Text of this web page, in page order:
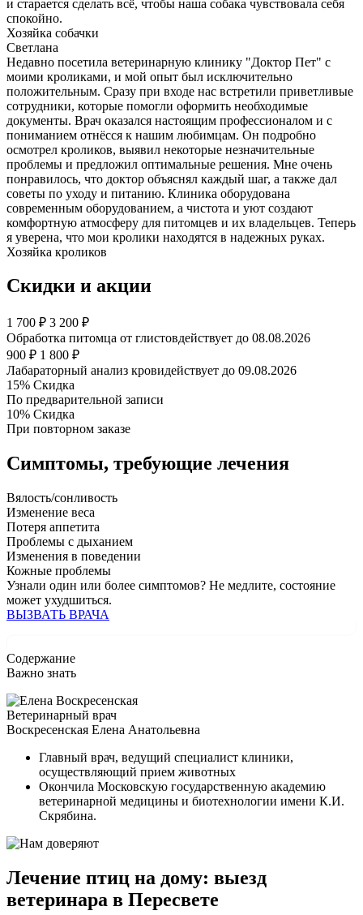
и старается сделать всё, чтобы наша собака чувствовала себя
спокойно.
Хозяйка собачки
Светлана
Недавно посетила ветеринарную клинику "Доктор Пет" с
моими кроликами, и мой опыт был исключительно
положительным. Сразу при входе нас встретили приветливые
сотрудники, которые помогли оформить необходимые
документы. Врач оказался настоящим профессионалом и с
пониманием отнёсся к нашим любимцам. Он подробно
осмотрел кроликов, выявил некоторые незначительные
проблемы и предложил оптимальные решения. Мне очень
понравилось, что доктор объяснял каждый шаг, а также дал
советы по уходу и питанию. Клиника оборудована
современным оборудованием, а чистота и уют создают
комфортную атмосферу для питомцев и их владельцев. Теперь
я уверена, что мои кролики находятся в надежных руках.
Хозяйка кроликов
Скидки и акции
1 700 ₽ 3 200 ₽
Обработка питомца от глистовдействует до 08.08.2026
900 ₽ 1 800 ₽
Лабараторный анализ кровидействует до 09.08.2026
15% Скидка
По предварительной записи
10% Скидка
При повторном заказе
Симптомы, требующие лечения
Вялость/сонливость
Изменение веса
Потеря аппетита
Проблемы с дыханием
Изменения в поведении
Кожные проблемы
Узнали один или более симптомов? Не медлите, состояние
может ухудшиться.
ВЫЗВАТЬ ВРАЧА
Содержание
Важно знать
Ветеринарный врач
Воскресенская Елена Анатольевна
Главный врач, ведущий специалист клиники,
осуществляющий прием животных
Окончила Московскую государственную академию
ветеринарной медицины и биотехнологии имени К.И.
Скрябина.
Лечение птиц на дому: выезд
ветеринара в Пересвете